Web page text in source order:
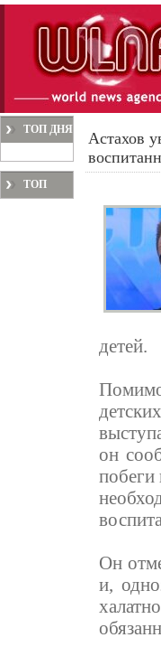
ТОП ДНЯ
ТОП
Астахов
детей.
он
побеги
Он
и,